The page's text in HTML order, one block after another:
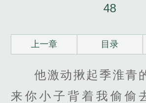
48
上一章 目录
他激动揪起季淮青
来你小子背着我偷偷